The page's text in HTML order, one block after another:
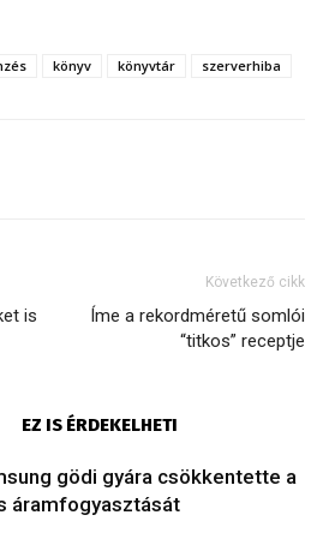
könyv könyvtár szerverhiba
is
Következő cikk
Íme a rekordméretű somlói
“titkos” receptje
EZ IS ÉRDEKELHETI
gödi gyára csökkentette a
áramfogyasztását